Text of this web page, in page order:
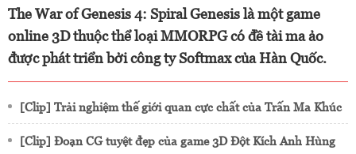
The War of Genesis 4: Spiral Genesis là một game
online 3D thuộc thể loại MMORPG có đề tài ma ảo
được phát triển bởi công ty Softmax của Hàn Quốc.
[Clip] Trải nghiệm thế giới quan cực chất của Trấn Ma Khúc
[Clip] Đoạn CG tuyệt đẹp của game 3D Đột Kích Anh Hùng